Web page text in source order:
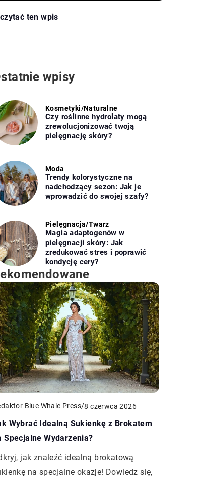
ten wpis
wpisy
Kosmetyki/Naturalne
Czy roślinne hydrolaty mogą
zrewolucjonizować twoją
pielęgnację skóry?
Moda
Trendy kolorystyczne na
nadchodzący sezon: Jak je
wprowadzić do swojej szafy?
Pielęgnacja/Twarz
Magia adaptogenów w
pielęgnacji skóry: Jak
zredukować stres i poprawić
kondycję cery?
Blue Whale Press/8 czerwca 2026
Wybrać Idealną Sukienkę z Brokatem
Specjalne Wydarzenia?
jak znaleźć idealną brokatową
na specjalne okazje! Dowiedz się,